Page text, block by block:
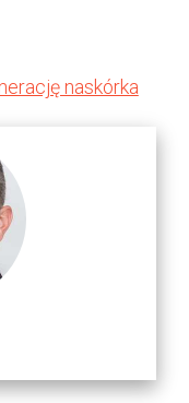
naskórka